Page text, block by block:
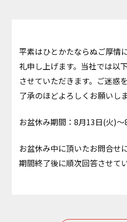
平素はひとかたならぬご厚情
礼申し上げます。当社では以
させていただきます。ご迷惑
了承のほどよろしくお願いしま
お盆休み期間：8月13日(火)
お盆休み中に頂いたお問合せ
期間終了後に順次回答させて